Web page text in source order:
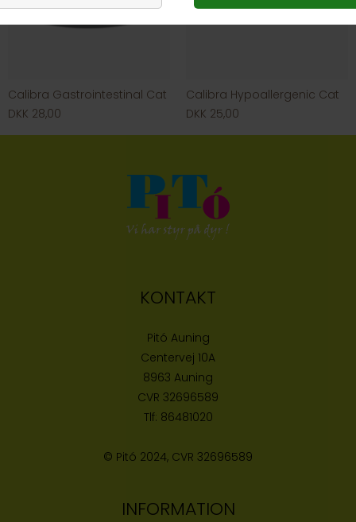
Calibra Gastrointestinal Cat
DKK 28,00
Calibra Hypoallergenic Cat
DKK 25,00
KONTAKT
Pitó Auning
Centervej 10A
8963 Auning
CVR 32696589
Tlf: 86481020
© Pitó 2024, CVR 32696589
INFORMATION